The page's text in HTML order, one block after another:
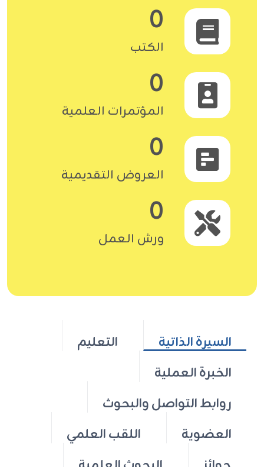
0
الكتب
0
المؤتمرات العلمية
0
العروض التقديمية
0
ورش العمل
السيرة الذاتية
التعليم
الخبرة العملية
روابط التواصل والبحوث
العضوية
اللقب العلمي